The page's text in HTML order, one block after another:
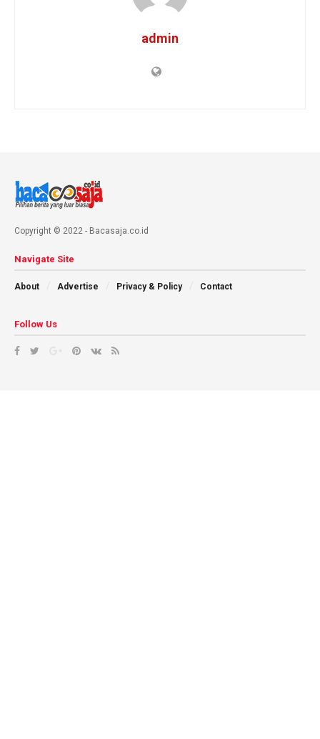
admin
Copyright © 2022 - Bacasaja.co.id
Navigate Site
About Advertise Privacy & Policy Contact
Follow Us